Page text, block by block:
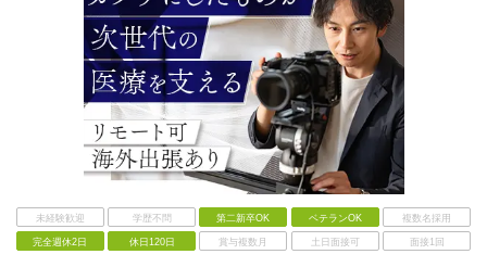
未経験歓迎 学歴不問 第二新卒OK ベテランOK 複数名採用
完全週休2日 休日120日 賞与複数月 土日面接可 面接1回